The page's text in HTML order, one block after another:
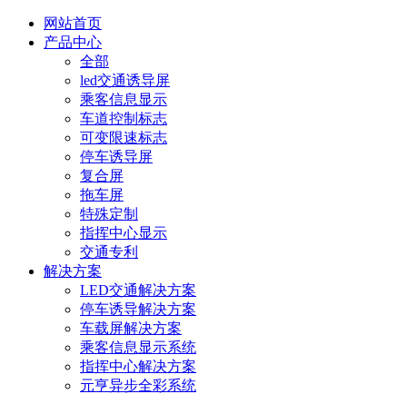
网站首页
产品中心
全部
led交通诱导屏
乘客信息显示
车道控制标志
可变限速标志
停车诱导屏
复合屏
拖车屏
特殊定制
指挥中心显示
交通专利
解决方案
LED交通解决方案
停车诱导解决方案
车载屏解决方案
乘客信息显示系统
指挥中心解决方案
元亨异步全彩系统